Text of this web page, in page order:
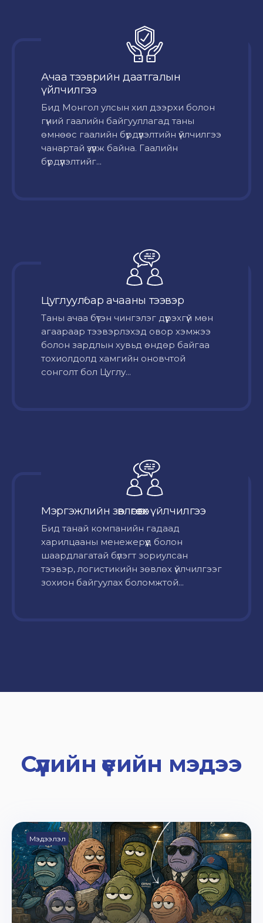
Ачаа тээврийн даатгалын
үйлчилгээ
Бид Монгол улсын хил дээрхи болон
гүний гаалийн байгууллагад таны
өмнөөс гаалийн бүрдүүлэлтийн үйлчилгээ
чанартай үзүүлж байна. Гаалийн
бүрдүүлэлтийг...
Цуглуулбар ачааны тээвэр
Таны ачаа бүтэн чингэлэг дүүрэхгүй мөн
агаараар тээвэрлэхэд овор хэмжээ
болон зардлын хувьд өндөр байгаа
тохиолдолд хамгийн оновчтой
сонголт бол Цуглу...
Мэргэжлийн зөвлөгөө өгөх үйлчилгээ
Бид танай компанийн гадаад
харилцааны менежерүүд болон
шаардлагатай бүлэгт зориулсан
тээвэр, логистикийн зөвлөх үйлчилгээг
зохион байгуулах боломжтой...
Сүүлийн үеийн мэдээ
Мэдээлэл